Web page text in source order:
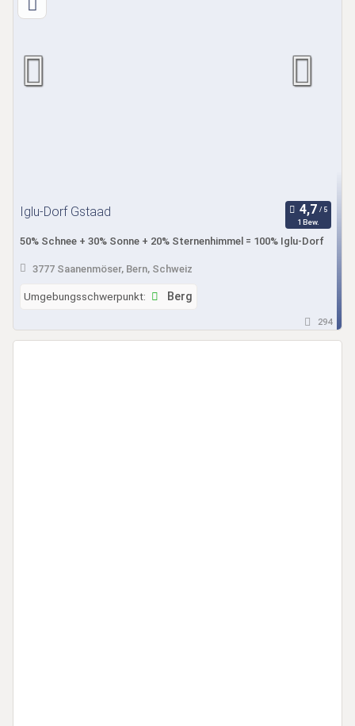
Iglu-Dorf Gstaad
1 Bew.
50% Schnee + 30% Sonne + 20% Sternenhimmel = 100% Iglu-Dorf
3777 Saanenmöser, Bern, Schweiz
Umgebungsschwerpunkt: Berg
294